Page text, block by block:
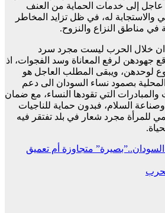
عاجل إلى خدمات الحماية من العنف
والاستجابة له، في ظل تزايد المخاطر
في مناطق النزاع والنزوح.
خلال الحرب ليست مجرد سرد
جهودهن لرفع المعاناة وسد الفجوات، اذ
لوحدهن، ويبقى المطلب العاجل هو
بصمود نساء السودان الى دعم
التي تقودها النساء، مع ضمان
السلام، فبدون حماية للناجيات
للمرأة مجرد شعار في بلد تفتقر فيه
متجاوزة أم تعميق